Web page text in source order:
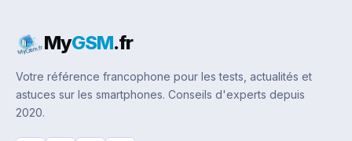
MyGSM.fr
Votre référence francophone pour les tests, actualités et
astuces sur les smartphones. Conseils d'experts depuis
2020.